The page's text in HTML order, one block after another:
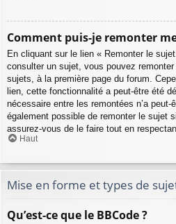
Comment puis-je remonter
En cliquant sur le lien « Remonter le
consulter un sujet, vous pouvez
sujets, à la première page du forum.
lien, cette fonctionnalité a peut-être été
nécessaire entre les remontées n’a
également possible de remonter le sujet
assurez-vous de le faire tout en
Haut
Mise en forme et types de
Qu’est-ce que le BBCode ?